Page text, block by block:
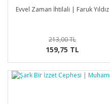
Evvel Zaman İhtilali | Faruk Yıldız
213,00 TL
159,75 TL